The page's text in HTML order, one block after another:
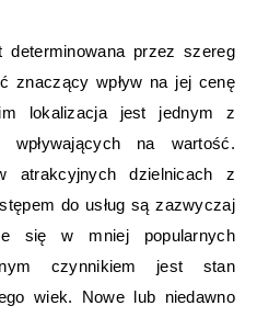
determinowana przez szereg
znaczący wpływ na jej cenę
lokalizacja jest jednym z
wpływających na wartość.
atrakcyjnych dzielnicach z
do usług są zazwyczaj
się w mniej popularnych
czynnikiem jest stan
wiek. Nowe lub niedawno